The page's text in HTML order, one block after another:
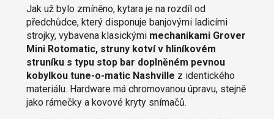
Jak už bylo zmíněno, kytara je na rozdíl od
předchůdce, který disponuje banjovými ladicími
strojky, vybavena klasickými mechanikami Grover
Mini Rotomatic, struny kotví v hliníkovém
struníku s typu stop bar doplněném pevnou
kobylkou tune-o-matic Nashville z identického
materiálu. Hardware má chromovanou úpravu, stejně
jako rámečky a kovové kryty snímačů.